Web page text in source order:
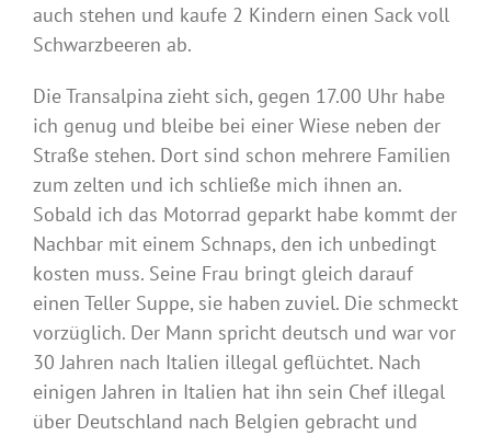
auch stehen und kaufe 2 Kindern einen Sack voll
Schwarzbeeren ab.
Die Transalpina zieht sich, gegen 17.00 Uhr habe
ich genug und bleibe bei einer Wiese neben der
Straße stehen. Dort sind schon mehrere Familien
zum zelten und ich schließe mich ihnen an.
Sobald ich das Motorrad geparkt habe kommt der
Nachbar mit einem Schnaps, den ich unbedingt
kosten muss. Seine Frau bringt gleich darauf
einen Teller Suppe, sie haben zuviel. Die schmeckt
vorzüglich. Der Mann spricht deutsch und war vor
30 Jahren nach Italien illegal geflüchtet. Nach
einigen Jahren in Italien hat ihn sein Chef illegal
über Deutschland nach Belgien gebracht und